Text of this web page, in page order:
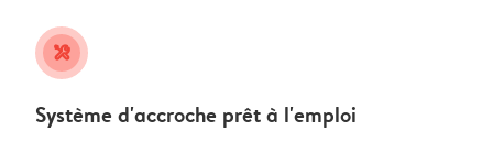
tools
Système d'accroche prêt à l'emploi